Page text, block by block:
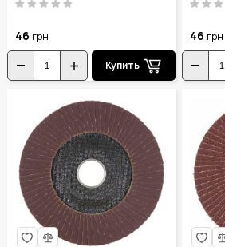
46 грн
Купить
46 грн